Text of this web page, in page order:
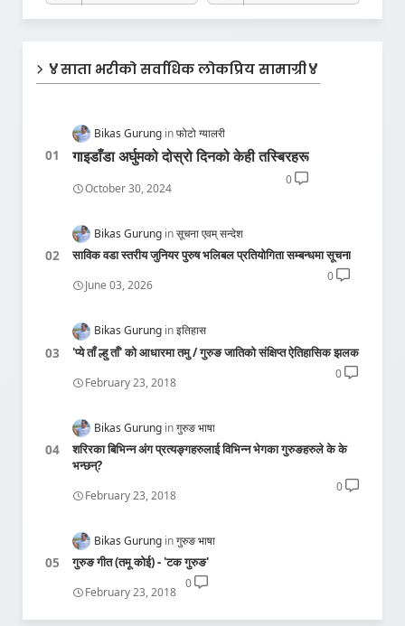
🏅साता भरीको सर्वाधिक लोकप्रिय सामाग्री🏅
Bikas Gurung फोटो ग्यालरी
गाइडाँडा अर्घुमको दोस्रो दिनको केही तस्बिरहरू
October 30, 2024
0
Bikas Gurung सूचना एवम् सन्देश
साविक वडा स्तरीय जुनियर पुरुष भलिबल प्रतियोगिता सम्बन्धमा सूचना
June 03, 2026
0
Bikas Gurung इतिहास
'प्ये ताँ ल्हु ताँ' को आधारमा तमु / गुरुङ जातिको संक्षिप्त ऐतिहासिक झलक
February 23, 2018
0
Bikas Gurung गुरुङ भाषा
शरिरका बिभिन्न अंग प्रत्यङ्गहरुलाई विभिन्न भेगका गुरुङहरुले के के
भन्छन्?
February 23, 2018
0
Bikas Gurung गुरुङ भाषा
गुरुङ गीत (तमू कोई) - 'टक गुरुङ'
February 23, 2018
0